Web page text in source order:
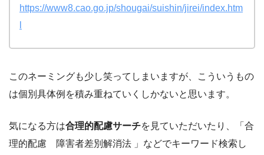
https://www8.cao.go.jp/shougai/suishin/jirei/index.htm
このネーミングも少し笑ってしまいますが、こういうもの
は個別具体例を積み重ねていくしかないと思います。
気になる方は合理的配慮サーチを見ていただいたり、「合
理的配慮 障害者差別解消法 」などでキーワード検索し